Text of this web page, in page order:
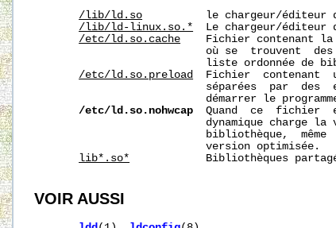
/lib/ld.so
le chargeur/éditeur
/lib/ld-linux.so.*
Le chargeur/éditeur
/etc/ld.so.cache
Fichier contenant
où se  trouvent
liste ordonnée de
/etc/ld.so.preload
Fichier  contenant
séparées  par  des
démarrer le
/etc/ld.so.nohwcap
Quand  ce  fichier
dynamique charge la
bibliothèque,  même
                           version optimisée.
lib*.so*
Bibliothèques
VOIR AUSSI